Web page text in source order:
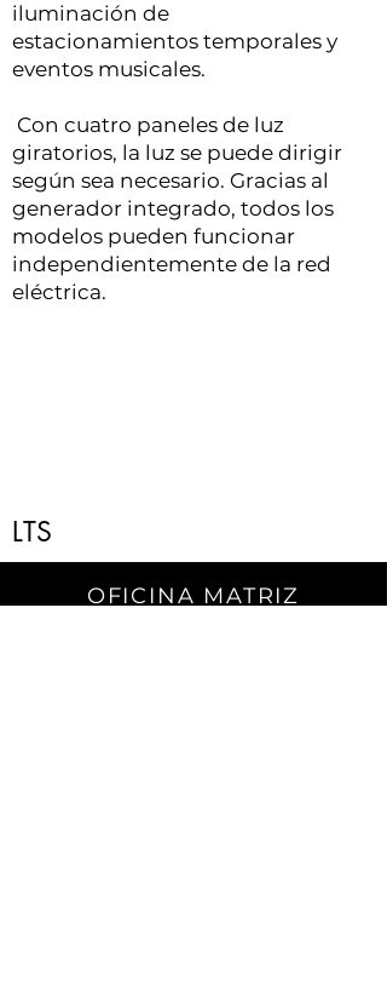
iluminación de
estacionamientos temporales y
eventos musicales.
Con cuatro paneles de luz
giratorios, la luz se puede dirigir
según sea necesario. Gracias al
generador integrado, todos los
modelos pueden funcionar
independientemente de la red
eléctrica.
LTS
OFICINA MATRIZ